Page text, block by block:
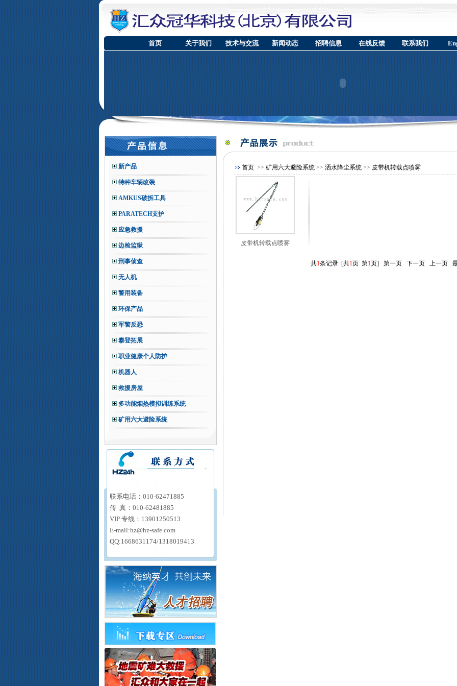
首页 关于我们 技术与交流 新闻动态 招聘信息 在线反馈 联系我们
新产品
特种车辆改装
AMKUS破拆工具
PARATECH支护
应急救援
边检监狱
刑事侦查
无人机
警用装备
环保产品
军警反恐
攀登拓展
职业健康个人防护
机器人
救援房屋
多功能烟热模拟训练系统
矿用六大避险系统
联系电话： 010-62471885
传 真： 010-62481885
VIP 专线： 13901250513
E-mail:hz@hz-safe.com
QQ:1668631174/1318019413
首页>> 矿用六大避险系统>> 洒水降尘系统>> 皮带机转载点喷雾
皮带机转载点喷雾
共1条记录 [共1页 第1页] 第一页 下一页 上一页